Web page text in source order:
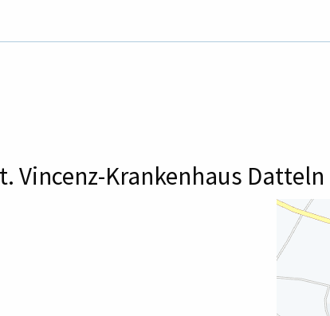
Vincenz-Krankenhaus Datteln